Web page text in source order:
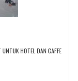
HOTEL DAN CAFFE